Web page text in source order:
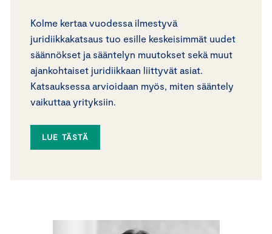
Kolme kertaa vuodessa ilmestyvä
juridiikkakatsaus tuo esille keskeisimmät uudet
säännökset ja sääntelyn muutokset sekä muut
ajankohtaiset juridiikkaan liittyvät asiat.
Katsauksessa arvioidaan myös, miten sääntely
vaikuttaa yrityksiin.
LUE TÄSTÄ